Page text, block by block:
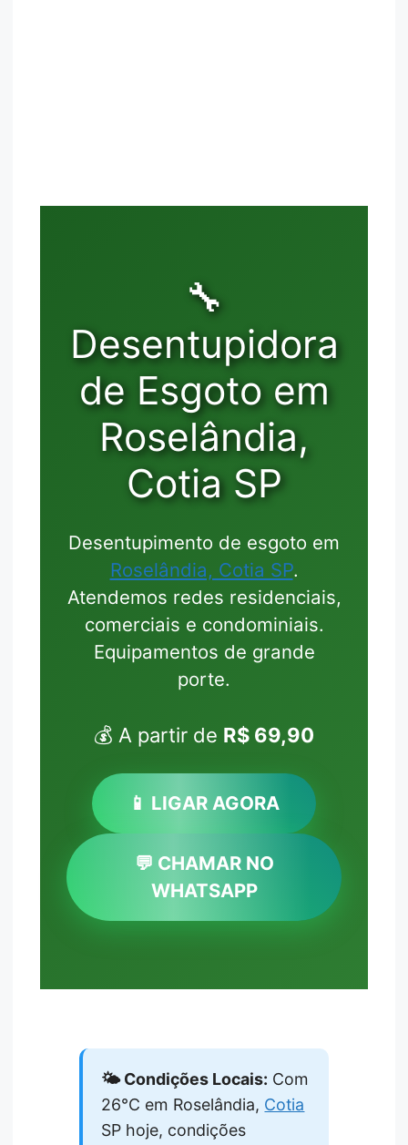
🔧
Desentupidora
de Esgoto em
Roselândia,
Cotia SP
Desentupimento de esgoto em
Roselândia, Cotia SP.
Atendemos redes residenciais,
comerciais e condominiais.
Equipamentos de grande
porte.
💰 A partir de R$ 69,90
📱 LIGAR AGORA
💬 CHAMAR NO
WHATSAPP
🌤️ Condições Locais: Com
26°C em Roselândia, Cotia
SP hoje, condições